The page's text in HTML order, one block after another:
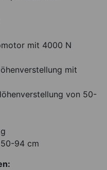
mit 4000 N
mit
von 50-
94 cm